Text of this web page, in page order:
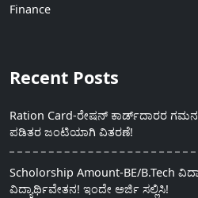
Finance
Recent Posts
Ration Card-ರೇಷನ್ ಕಾರ್ಡ್‍ದಾರರ
ಪಡಿತರ ಜಂಟಿಯಾಗಿ ವಿತರಣೆ!
Scholorship Amount-BE/B.Tech
ವಿದ್ಯಾರ್ಥಿವೇತನ! ಇಂದೇ ಅರ್ಜಿ ಸಲ್ಲಿಸಿ!